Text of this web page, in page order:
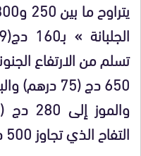
تسلم من الارتفاع
التفاح الذي تجاوز 500 دج(60 درهم).